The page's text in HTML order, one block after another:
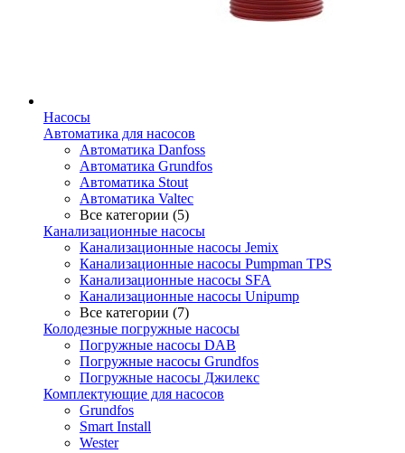
Насосы
Автоматика для насосов
Автоматика Danfoss
Автоматика Grundfos
Автоматика Stout
Автоматика Valtec
Все категории (5)
Канализационные насосы
Канализационные насосы Jemix
Канализационные насосы Pumpman TPS
Канализационные насосы SFA
Канализационные насосы Unipump
Все категории (7)
Колодезные погружные насосы
Погружные насосы DAB
Погружные насосы Grundfos
Погружные насосы Джилекс
Комплектующие для насосов
Grundfos
Smart Install
Wester